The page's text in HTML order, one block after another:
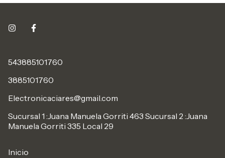
543885101760
3885101760
Electronicaciares@gmail.com
Sucursal 1 :Juana Manuela Gorriti 463 Sucursal 2 :Juana
Manuela Gorriti 335 Local 29
Inicio